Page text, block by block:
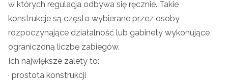
w których regulacja odbywa się ręcznie. Takie
konstrukcje są często wybierane przez osoby
rozpoczynające działalność lub gabinety wykonujące
ograniczoną liczbę zabiegów.
Ich największe zalety to:
· prostota konstrukcji